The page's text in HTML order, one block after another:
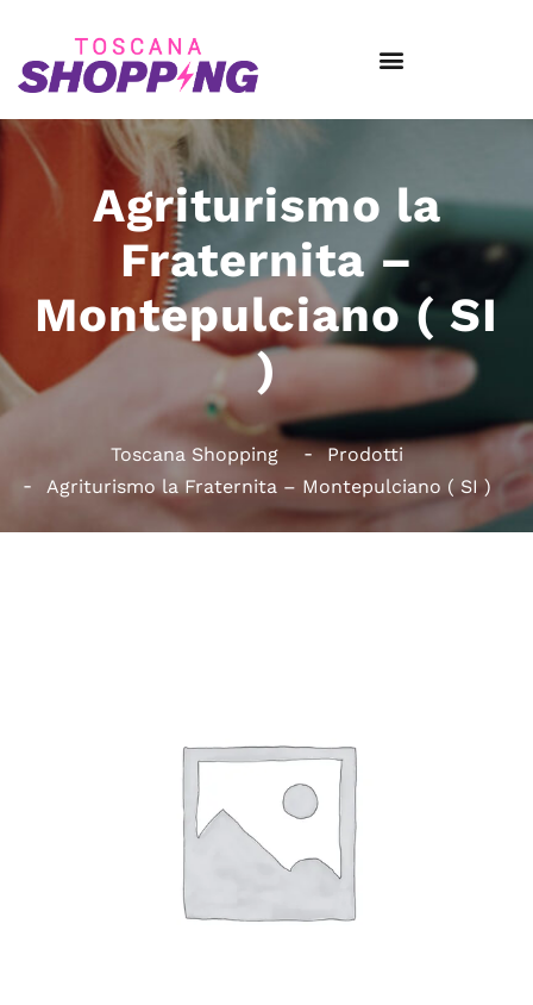
Agriturismo la
Fraternita –
Montepulciano ( SI
)
Toscana Shopping
Prodotti
Agriturismo la Fraternita – Montepulciano ( SI )